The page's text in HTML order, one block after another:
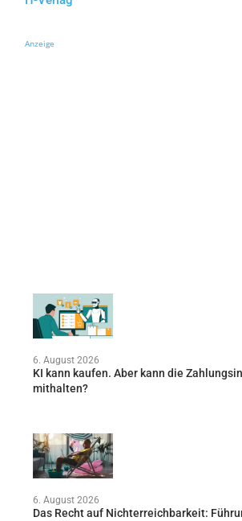
Anzeige
6. August 2026
KI kann kaufen. Aber kann die
mithalten?
6. August 2026
Das Recht auf Nichterreichbarkeit: